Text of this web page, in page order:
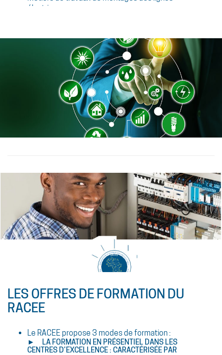
électriques
Électrification rurale
Gouvernance, gestion et management
Étude et développement
Formation spécifique et sur mesure
Les formateurs RACEE possèdent une riche expérience
dans la pédagogie d’animation et un grand
professionnalisme dans les métiers d’électricité
concernant notamment la gestion, l’ exploitation et la
LES OFFRES DE FORMATION DU
RACEE
Le RACEE propose 3 modes de formation :
► LA FORMATION EN PRÉSENTIEL DANS LES
CENTRES D’EXCELLENCE : CARACTÉRISÉE PAR